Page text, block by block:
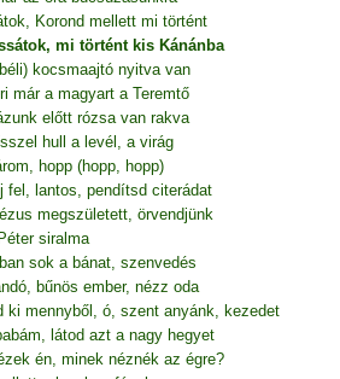
Korond mellett mi történt
mi történt kis Kánánba
kocsmaajtó nyitva van
már a magyart a Teremtő
előtt rózsa van rakva
hull a levél, a virág
hopp (hopp, hopp)
fel, lantos, pendítsd citerádat
megszületett, örvendjünk
siralma
sok a bánat, szenvedés
bűnös ember, nézz oda
ki mennyből, ó, szent anyánk, kezedet
látod azt a nagy hegyet
én, minek néznék az égre?